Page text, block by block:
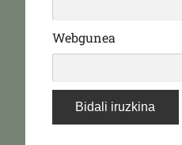
Webgunea